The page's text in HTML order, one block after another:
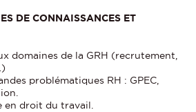
DE CONNAISSANCES ET
domaines de la GRH (recrutement,
problématiques RH : GPEC,
en droit du travail.